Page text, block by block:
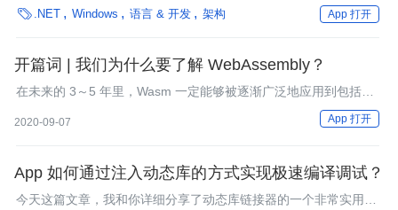
的预编译工具，它可以将托管的中间语言二进制文件编译为本地二
进制文件，每一个托管的通用Windows应用都将受益于这项新技
的开发者们所带来的变化。
 .NET Windows 语言 & 开发 架构 App 打开
开篇词 | 我们为什么要了解 WebAssembly？
在未来的 3～5 年里，Wasm 一定能够被逐渐广泛地应用到包括
2020-09-07 App 打开
App 如何通过注入动态库的方式实现极速编译调试？
今天这篇文章，我和你详细分享了动态库链接器的一个非常实用的